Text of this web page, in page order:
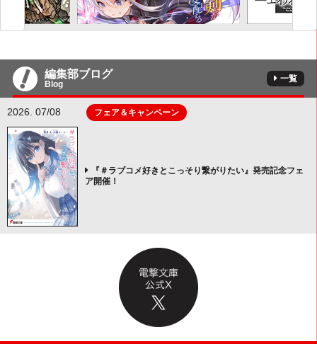
編集部ブログ
Blog
一覧
2026. 07/08 フェア＆キャンペーン
『＃ラブコメ好きとこっそり繋がりたい』発売記念フェ
ア開催！